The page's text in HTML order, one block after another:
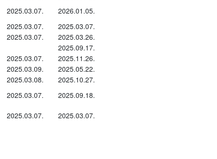
2025.03.07.
2026.01.05.
2025.03.07.
2025.03.07.
2025.03.07.
2025.03.26.
2025.09.17.
2025.03.07.
2025.11.26.
2025.03.09.
2025.05.22.
2025.03.08.
2025.10.27.
2025.03.07.
2025.09.18.
2025.03.07. 2025.03.07.